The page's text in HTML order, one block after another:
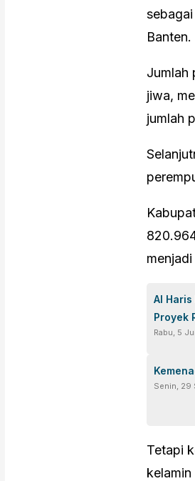
Jumlah
jiwa,
jumlah
Al
Proyek
Rabu, 5
Senin, 29
Tetapi